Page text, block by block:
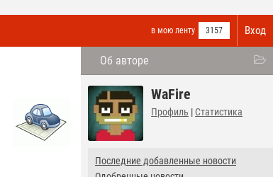
Вход
в мою ленту 3157
Об авторе
WaFire
Профиль | Статистика
Последние добавленные новости